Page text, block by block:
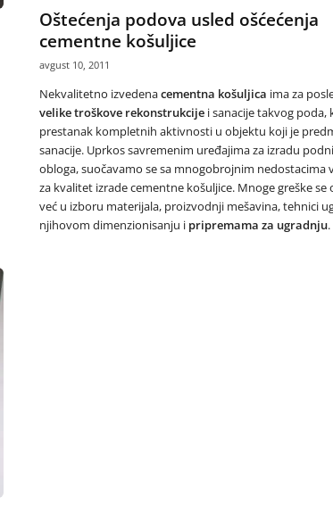
Oštećenja podova usled ošćećenja
cementne košuljice
avgust 10, 2011
Nekvalitetno izvedenacementna košuljica ima za
velike troškove rekonstrukcijei sanacije takvog poda,
prestanak kompletnih aktivnosti u objektu koji je
sanacije. Uprkos savremenim uređajima za izradu
obloga, suočavamo se sa mnogobrojnim nedostacima
za kvalitet izrade cementne košuljice. Mnoge greške se
već u izboru materijala, proizvodnji mešavina, tehnici
njihovom dimenzionisanju i pripremama za ugradnju.